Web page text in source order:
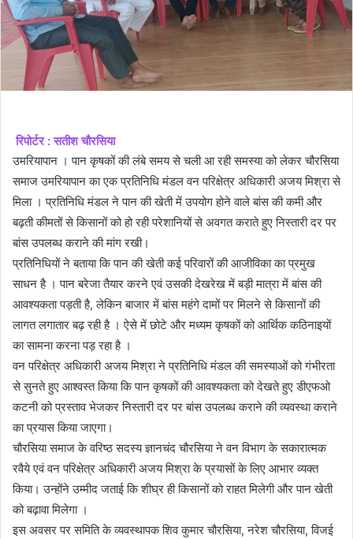
रिपोर्टर : सतीश चौरसिया
उमरियापान । पान कृषकों की लंबे समय से चली आ रही समस्या को लेकर चौरसिया
समाज उमरियापान का एक प्रतिनिधि मंडल वन परिक्षेत्र अधिकारी अजय मिश्रा से
मिला । प्रतिनिधि मंडल ने पान की खेती में उपयोग होने वाले बांस की कमी और
बढ़ती कीमतों से किसानों को हो रही परेशानियों से अवगत कराते हुए निस्तारी दर पर
बांस उपलब्ध कराने की मांग रखी।
प्रतिनिधियों ने बताया कि पान की खेती कई परिवारों की आजीविका का प्रमुख
साधन है । पान बरेजा तैयार करने एवं उसकी देखरेख में बड़ी मात्रा में बांस की
आवश्यकता पड़ती है, लेकिन बाजार में बांस महंगे दामों पर मिलने से किसानों की
लागत लगातार बढ़ रही है । ऐसे में छोटे और मध्यम कृषकों को आर्थिक कठिनाइयों
का सामना करना पड़ रहा है ।
वन परिक्षेत्र अधिकारी अजय मिश्रा ने प्रतिनिधि मंडल की समस्याओं को गंभीरता
से सुनते हुए आश्वस्त किया कि पान कृषकों की आवश्यकता को देखते हुए डीएफओ
कटनी को प्रस्ताव भेजकर निस्तारी दर पर बांस उपलब्ध कराने की व्यवस्था कराने
का प्रयास किया जाएगा।
चौरसिया समाज के वरिष्ठ सदस्य ज्ञानचंद चौरसिया ने वन विभाग के सकारात्मक
रवैये एवं वन परिक्षेत्र अधिकारी अजय मिश्रा के प्रयासों के लिए आभार व्यक्त
किया। उन्होंने उम्मीद जताई कि शीघ्र ही किसानों को राहत मिलेगी और पान खेती
को बढ़ावा मिलेगा ।
इस अवसर पर समिति के व्यवस्थापक शिव कुमार चौरसिया, नरेश चौरसिया, विजई